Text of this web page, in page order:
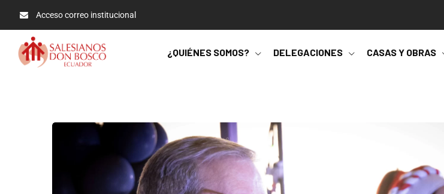
Acceso correo institucional
¿QUIÉNES SOMOS? DELEGACIONES CASAS Y OBRAS